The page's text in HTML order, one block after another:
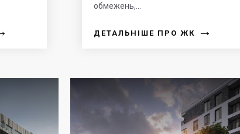
обмежень,...
ДЕТАЛЬНІШЕ ПРО ЖК →